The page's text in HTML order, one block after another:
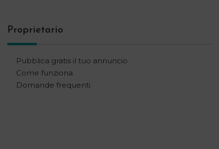
Proprietario
Pubblica gratis il tuo annuncio
Come funziona
Domande frequenti